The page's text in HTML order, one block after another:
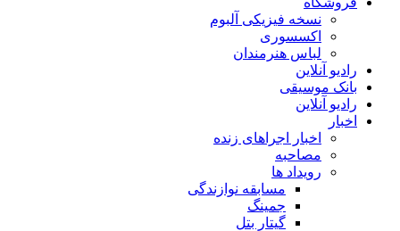
نسخه فیزیکی آلبوم
اکسسوری
لباس هنرمندان
رادیو آنلاین
بانک موسیقی
رادیو آنلاین
اخبار
اخبار اجراهای زنده
مصاحبه
رویداد ها
مسابقه نوازندگی
جمینگ
گیتار بتل